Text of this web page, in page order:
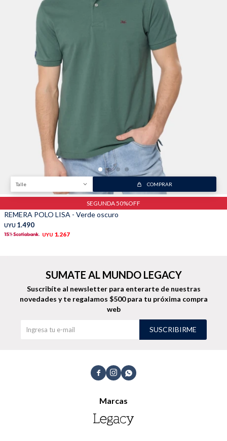
Talle COMPRAR
SEGUNDA 50%OFF
REMERA POLO LISA - Verde oscuro
UYU 1.490
UYU 1.267
  
Marcas
SUMATE AL MUNDO LEGACY
Suscribíte al newsletter para enterarte de nuestras
novedades y te regalamos $500 para tu próxima compra
web
SUSCRIBIRME
Contacto